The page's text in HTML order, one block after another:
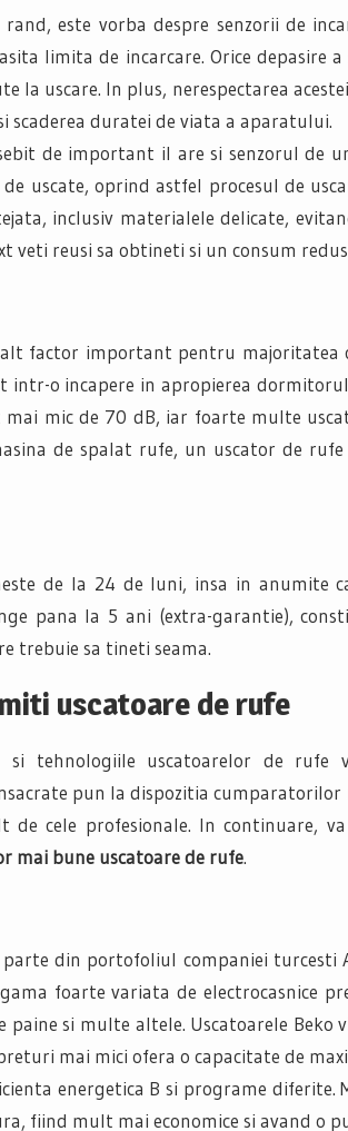
este vorba despre senzorii de
limita de incarcare. Orice depasire
la uscare. In plus, nerespectarea
scaderea duratei de viata a aparatului.
de important il are si senzorul de
uscate, oprind astfel procesul de
inclusiv materialele delicate,
veti reusi sa obtineti si un consum
factor important pentru
intr-o incapere in apropierea
mic de 70 dB, iar foarte multe
de spalat rufe, un uscator de
de la 24 de luni, insa in anumite
pana la 5 ani (extra-garantie),
trebuie sa tineti seama.
uscatoare de rufe
si tehnologiile uscatoarelor de
pun la dispozitia cumparatorilor
cele profesionale. In continuare,
mai bune uscatoare de rufe.
parte din portofoliul companiei
foarte variata de electrocasnice
paine si multe altele. Uscatoarele
mai mici ofera o capacitate de
energetica B si programe
fiind mult mai economice si avand o